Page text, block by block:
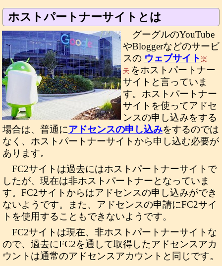
ホストパートナーサイトとは
グーグルのYouTube
やBloggerなどのサービ
スの ウェブサイト 楽
天 をホストパートナー
サイトと言っていま
す。ホストパートナー
サイトを使ってアドセ
ンスの申し込みをする
場合は、普通にアドセンスの申し込みをするのでは
なく、ホストパートナーサイトから申し込む必要が
あります。
FC2サイトは過去にはホストパートナーサイトで
したが、現在は非ホストパートナーとなっていま
す。FC2サイトからはアドセンスの申し込みができ
ないようです。また、アドセンスの申請にFC2サイ
トを使用することもできないようです。
FC2サイトは現在、非ホストパートナーサイトな
ので、過去にFC2を通して取得したアドセンスアカ
ウントは通常のアドセンスアカウントと同じです。